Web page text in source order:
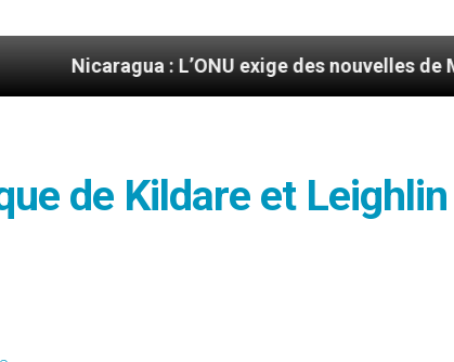
: L’ONU exige des nouvelles de Mgr Mata
de Kildare et Leighlin